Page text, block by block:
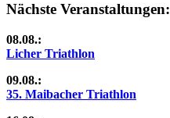
Nächste Veranstaltungen:
08.08.:
Licher Triathlon
09.08.:
35. Maibacher Triathlon